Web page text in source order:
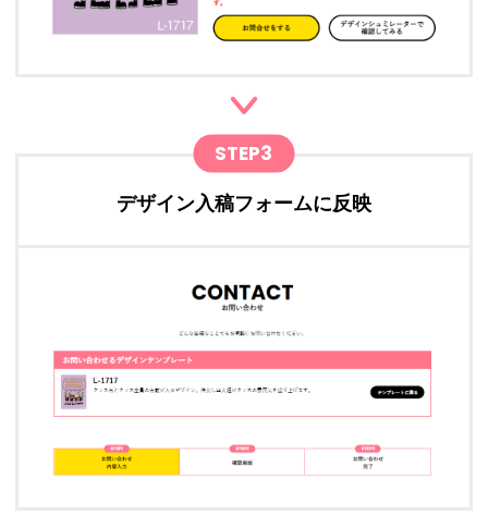
STEP3
デザイン入稿フォームに反映